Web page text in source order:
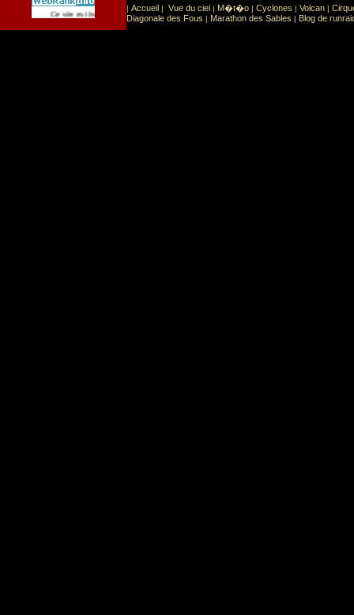
Ce site est list� dans la cat�gorie Sport: Sports extr�mes
| Accueil | Vue du ciel | M�t�o | Cyclones | Volcan |
Diagonale des Fous | Marathon des Sables | Blog de